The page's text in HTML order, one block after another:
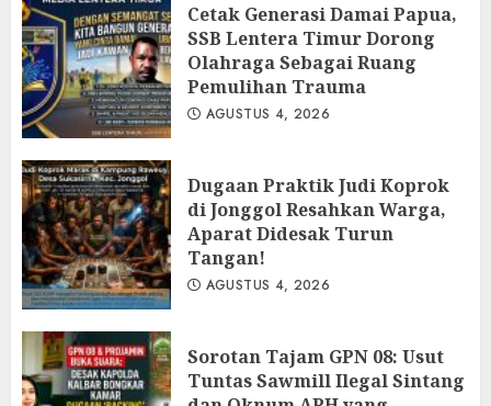
Cetak Generasi Damai Papua,
SSB Lentera Timur Dorong
Olahraga Sebagai Ruang
Pemulihan Trauma
AGUSTUS 4, 2026
Dugaan Praktik Judi Koprok
di Jonggol Resahkan Warga,
Aparat Didesak Turun
Tangan!
AGUSTUS 4, 2026
‎Sorotan Tajam GPN 08: Usut
Tuntas Sawmill Ilegal Sintang